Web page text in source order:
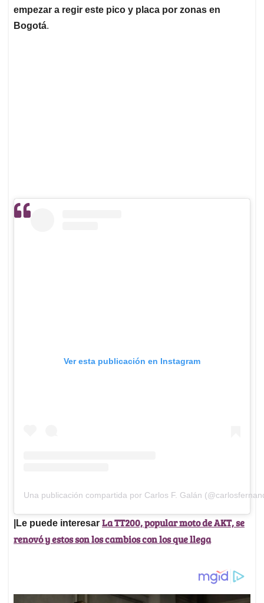
empezar a regir este pico y placa por zonas en
Bogotá.
Ver esta publicación en Instagram
Una publicación compartida por Carlos F. Galán
|Le puede interesar La TT200, popular moto de AKT, se
renovó y estos son los cambios con los que llega